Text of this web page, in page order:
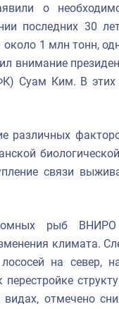
о
последних 30
1 млн тонн,
внимание
Суам Ким. В
различных
связи
рыб
климата.
на север,
отмечено